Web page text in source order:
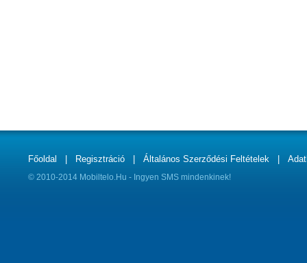
Főoldal Regisztráció Általános Szerződési Feltételek
© 2010-2014 Mobiltelo.Hu - Ingyen SMS mindenkinek!